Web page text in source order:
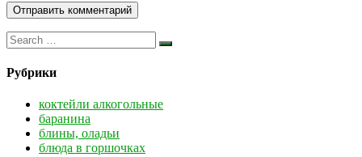
Рубрики
коктейли алкогольные
баранина
блины, оладьи
блюда в горшочках